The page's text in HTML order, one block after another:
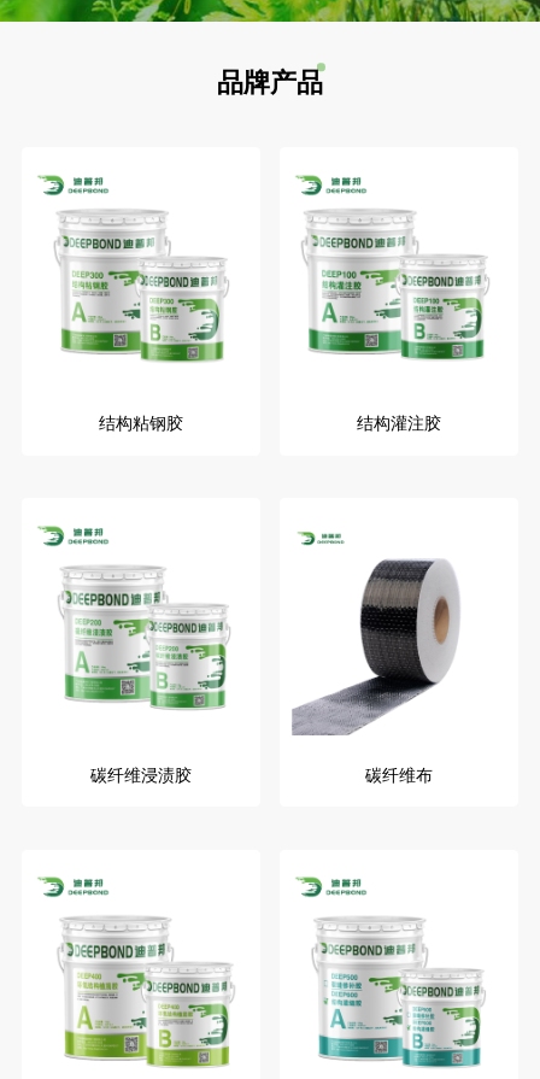
品牌产品
结构粘钢胶 结构灌注胶
碳纤维浸渍胶 碳纤维布